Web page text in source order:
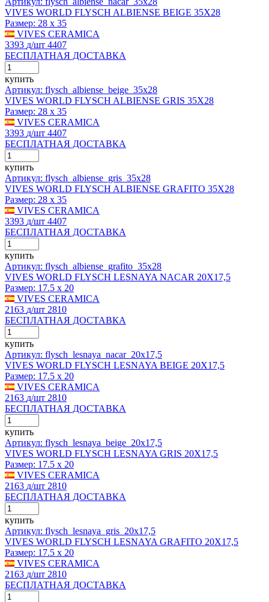
VIVES WORLD FLYSCH ALBIENSE BEIGE 35X28
Размер: 28 x 35
VIVES CERAMICA
3393 д/шт 4407
БЕСПЛАТНАЯ ДОСТАВКА
купить
Артикул: flysch_albiense_beige_35x28
VIVES WORLD FLYSCH ALBIENSE GRIS 35X28
Размер: 28 x 35
VIVES CERAMICA
3393 д/шт 4407
БЕСПЛАТНАЯ ДОСТАВКА
купить
Артикул: flysch_albiense_gris_35x28
VIVES WORLD FLYSCH ALBIENSE GRAFITO 35X28
Размер: 28 x 35
VIVES CERAMICA
3393 д/шт 4407
БЕСПЛАТНАЯ ДОСТАВКА
купить
Артикул: flysch_albiense_grafito_35x28
VIVES WORLD FLYSCH LESNAYA NACAR 20X17,5
Размер: 17.5 x 20
VIVES CERAMICA
2163 д/шт 2810
БЕСПЛАТНАЯ ДОСТАВКА
купить
Артикул: flysch_lesnaya_nacar_20x17,5
VIVES WORLD FLYSCH LESNAYA BEIGE 20X17,5
Размер: 17.5 x 20
VIVES CERAMICA
2163 д/шт 2810
БЕСПЛАТНАЯ ДОСТАВКА
купить
Артикул: flysch_lesnaya_beige_20x17,5
VIVES WORLD FLYSCH LESNAYA GRIS 20X17,5
Размер: 17.5 x 20
VIVES CERAMICA
2163 д/шт 2810
БЕСПЛАТНАЯ ДОСТАВКА
купить
Артикул: flysch_lesnaya_gris_20x17,5
VIVES WORLD FLYSCH LESNAYA GRAFITO 20X17,5
Размер: 17.5 x 20
VIVES CERAMICA
2163 д/шт 2810
БЕСПЛАТНАЯ ДОСТАВКА